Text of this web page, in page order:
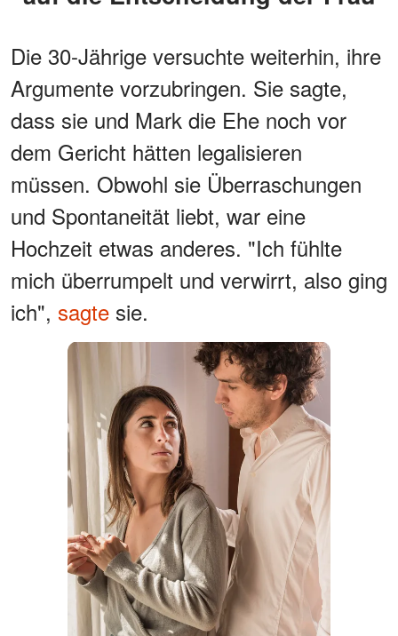
Die 30-Jährige versuchte weiterhin, ihre
Argumente vorzubringen. Sie sagte,
dass sie und Mark die Ehe noch vor
dem Gericht hätten legalisieren
müssen. Obwohl sie Überraschungen
und Spontaneität liebt, war eine
Hochzeit etwas anderes. "Ich fühlte
mich überrumpelt und verwirrt, also ging
ich", sagte sie.